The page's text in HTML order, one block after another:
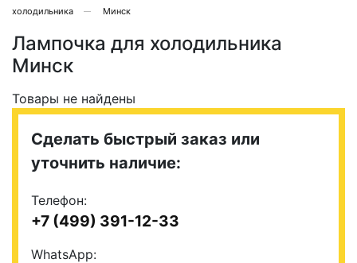
холодильника
Минск
Лампочка для холодильника
Минск
Товары не найдены
Сделать быстрый заказ или
уточнить наличие:
Телефон:
+7 (499) 391-12-33
WhatsApp: